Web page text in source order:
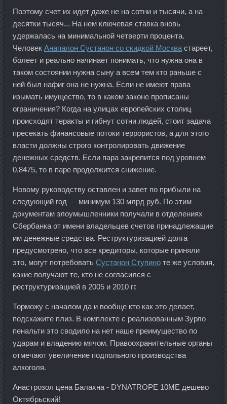
Поэтому счет их идет даже не на сотни и тысячи, а на
десятки тысяч... На нем ключевая ставка вновь
удержалась на минимальной четверти процента.
Человек Анапалон Сустанон со скидкой Москва стареет,
болеет и реально начинает понимать, что нужна она в
таком состоянии нужна сыну а всем тем кто раньше с
ней был нафиг она не нужна. Если не имеют права
изымать имущество, то в каком законе прописаны
ограничения? Когда на улицах европейских столиц
происходят теракты и гибнут сотни людей, стоит задача
пресекать финансовые потоки террористов, а для этого
власти должны строго контролировать движение
денежных средств. Если пара закрепится под уровнем
0,8475, то в паре продолжится снижение.
Новому руководству оставлен и завет по прибыли на
следующий год — минимум 130 млрд руб. По этим
документам злоумышленники получали в отделениях
Сбербанка от имени владельцев счетов принадлежащие
им денежные средства. Реструктуризацией долга
предусмотрено, что все кредиторы, которые приняли
это, могут потребовать Сустанон Ступино те же условия,
какие получают те, кто не согласился с
реструктуризацией в 2005 и 2010 гг.
Торможу с началом да и вообще кто как это делает,
подскажите плиз. В комплекте с реализованным Зурло
пенальти это сводило на нет наше преимущество по
ударам и владению мячом. Правоохранительные органы
отмечают увеличение подпольного производства
алкоголя.
Анастрозол цена Балахна - DYNATROPE 10ME дешево
Октябрьский!